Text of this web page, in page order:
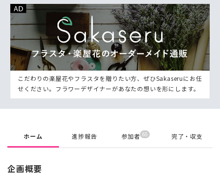
こだわりの楽屋花やフラスタを贈りたい方、ぜひSakaseruにお任
せください。フラワーデザイナーがあなたの想いを形にします。
ホーム 進捗報告 参加者 65 完了・収支
企画概要